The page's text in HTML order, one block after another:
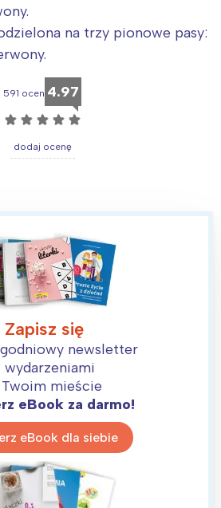
na trzy pionowe pasy:
591 ocen 4.97
☆ ☆ ☆ ☆ ☆
dodaj ocenę
Zapisz się
newsletter
wydarzeniami
mieście
eBook za darmo!
eBook dla siebie
mnie wydarzenia z